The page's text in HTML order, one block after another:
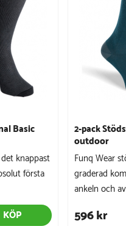
Basic
knappast
första
KÖP
2-pack
outdoor
Funq Wear
graderad
ankeln och
596 kr